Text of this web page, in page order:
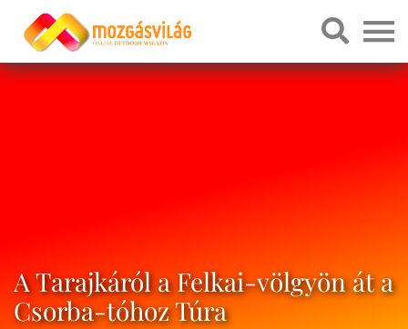
A Tarajkáról a Felkai-völgyön át a
Csorba-tóhoz Túra